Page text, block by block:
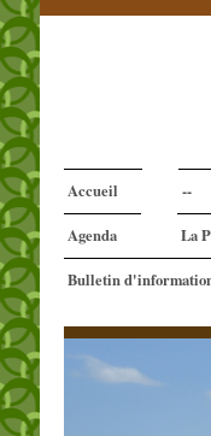
Accueil --
Agenda La
Bulletin